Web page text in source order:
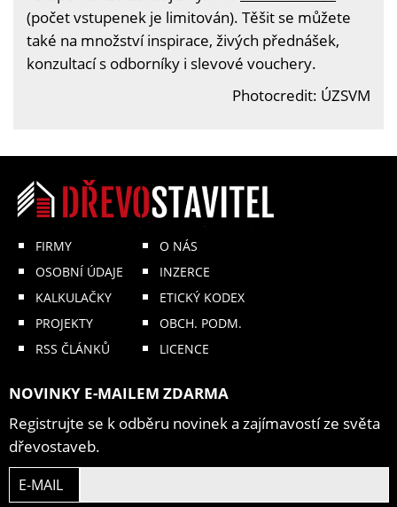
(počet vstupenek je limitován). Těšit se můžete
také na množství inspirace, živých přednášek,
konzultací s odborníky i slevové vouchery.
Photocredit: ÚZSVM
FIRMY
OSOBNÍ ÚDAJE
KALKULAČKY
PROJEKTY
RSS ČLÁNKŮ
O NÁS
INZERCE
ETICKÝ KODEX
OBCH. PODM.
LICENCE
NOVINKY E-MAILEM ZDARMA
Registrujte se k odběru novinek a zajímavostí ze světa
dřevostaveb.
E-MAIL